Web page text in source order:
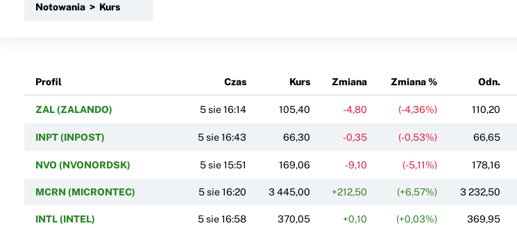
Notowania > Kurs
Profil Czas Kurs Zmiana Zmiana % Odn.
ZAL (ZALANDO) 5 sie 16:14 105,40 -4,80 (-4,36%) 110,20
INPT (INPOST) 5 sie 16:43 66,30 -0,35 (-0,53%) 66,65
NVO (NVONORDSK) 5 sie 15:51 169,06 -9,10 (-5,11%) 178,16
MCRN (MICRONTEC) 5 sie 16:20 3 445,00 +212,50 (+6,57%) 3 232,50
INTL (INTEL) 5 sie 16:58 370,05 +0,10 (+0,03%) 369,95